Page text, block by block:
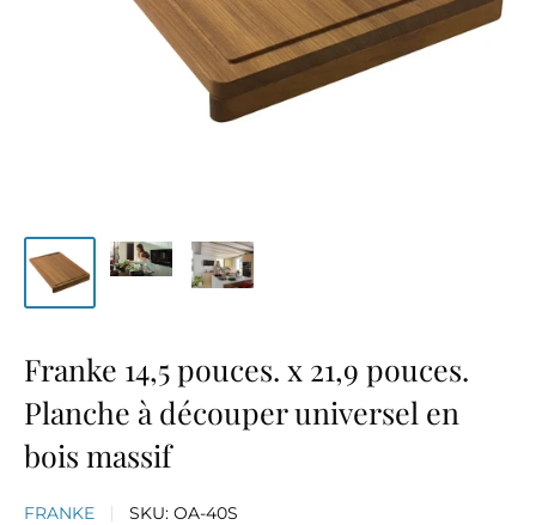
Franke 14,5 pouces. x 21,9 pouces.
Planche à découper universel en
bois massif
FRANKE SKU: OA-40S